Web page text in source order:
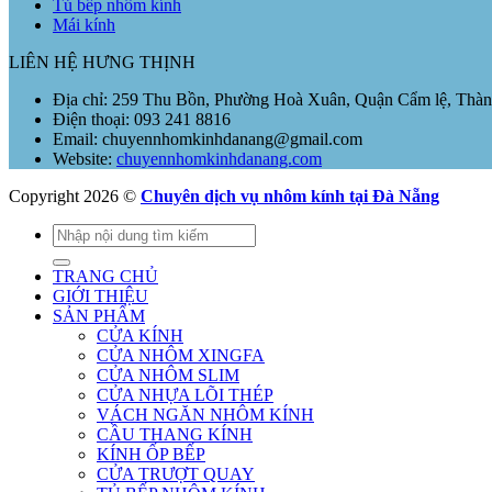
Tủ bếp nhôm kính
Mái kính
LIÊN HỆ HƯNG THỊNH
Địa chỉ: 259 Thu Bồn, Phường Hoà Xuân, Quận Cẩm lệ,
Điện thoại: 093 241 8816
Email: chuyennhomkinhdanang@gmail.com
Website: chuyennhomkinhdanang.com
Copyright 2026 © Chuyên dịch vụ nhôm kính tại Đà Nẵng
Tìm
kiếm:
TRANG CHỦ
GIỚI THIỆU
SẢN PHẨM
CỬA KÍNH
CỬA NHÔM XINGFA
CỬA NHÔM SLIM
CỬA NHỰA LÕI THÉP
VÁCH NGĂN NHÔM KÍNH
CẦU THANG KÍNH
KÍNH ỐP BẾP
CỬA TRƯỢT QUAY